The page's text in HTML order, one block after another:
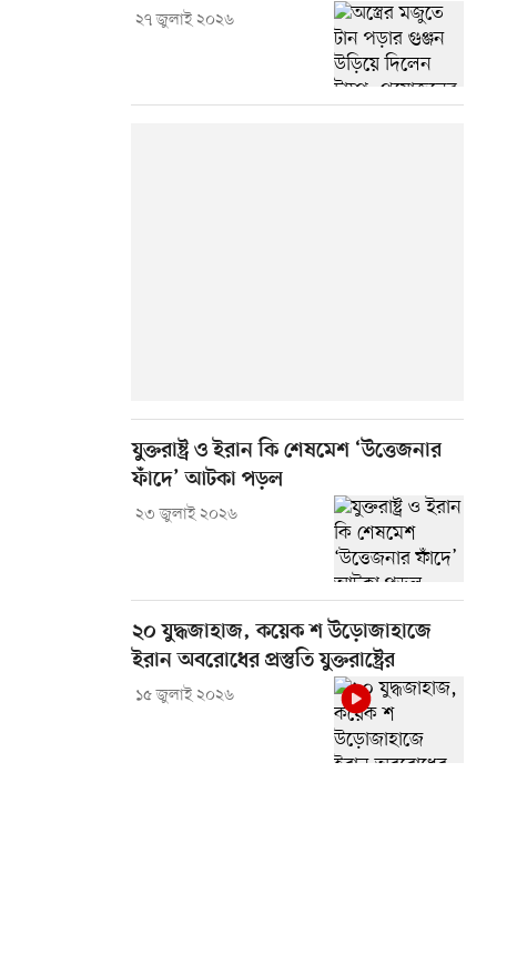
২৭ জুলাই ২০২৬
যুক্তরাষ্ট্র ও ইরান কি শেষমেশ ‘উত্তেজনার
ফাঁদে’ আটকা পড়ল
২৩ জুলাই ২০২৬
২০ যুদ্ধজাহাজ, কয়েক শ উড়োজাহাজে
ইরান অবরোধের প্রস্তুতি যুক্তরাষ্ট্রের
১৫ জুলাই ২০২৬